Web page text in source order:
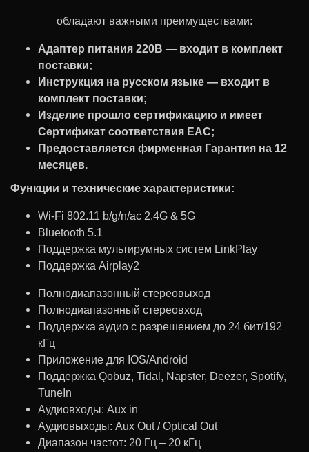
обладают важными преимуществами:
Адаптер питания 220В — входит в комплект
поставки;
Инструкция на русском языке — входит в
комплект поставки;
Изделие прошло сертификацию и имеет
Сертификат соответствия ЕАС;
Предоставляется фирменная Гарантия на 12
месяцев.
Функции и технические характеристики:
Wi-Fi 802.11 b/g/n/ac 2.4G & 5G
Bluetooth 5.1
Поддержка мультирумных систем LinkPlay
Поддержка Airplay2
Полнодиапазонный стереовыход
Полнодиапазонный cтереовход
Поддержка аудио с разрешением до 24 бит/192
кГц
Приложение для IOS/Android
Поддержка Qobuz, Tidal, Napster, Deezer, Spotify,
TuneIn
Аудиовходы: Aux in
Аудиовыходы: Aux Out / Optical Out
Диапазон частот: 20 Гц – 20 кГц